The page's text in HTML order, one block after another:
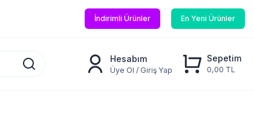
İndirimli Ürünler En Yeni Ürünler
Hesabım
Üye Ol / Giriş Yap
Sepetim
0,00 TL